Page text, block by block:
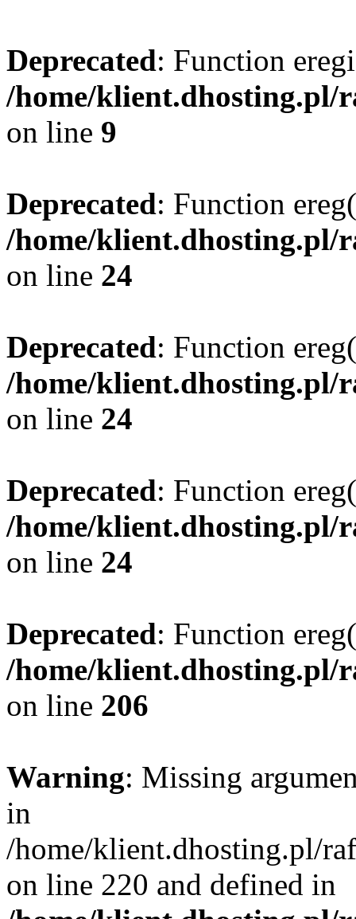
Deprecated: Function
/home/klient.dhosting.pl/
on line 9
Deprecated: Function
/home/klient.dhosting.pl/
on line 24
Deprecated: Function
/home/klient.dhosting.pl/
on line 24
Deprecated: Function
/home/klient.dhosting.pl/
on line 24
Deprecated: Function
/home/klient.dhosting.pl/
on line 206
Warning: Missing
in
/home/klient.dhosting.pl/
on line 220 and defined in